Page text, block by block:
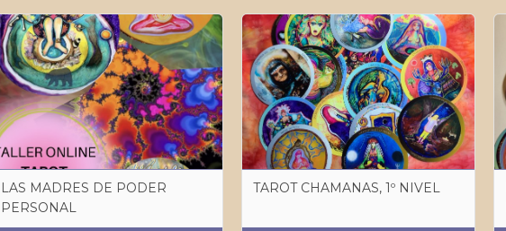
LAS MADRES DE PODER
PERSONAL
TAROT CHAMANAS, 1º NIVEL